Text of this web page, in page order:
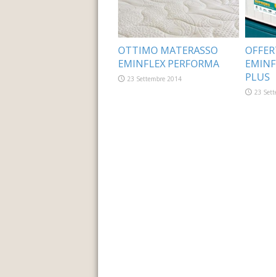
OTTIMO MATERASSO
EMINFLEX PERFORMA
23 Settembre 2014
PLUS
23